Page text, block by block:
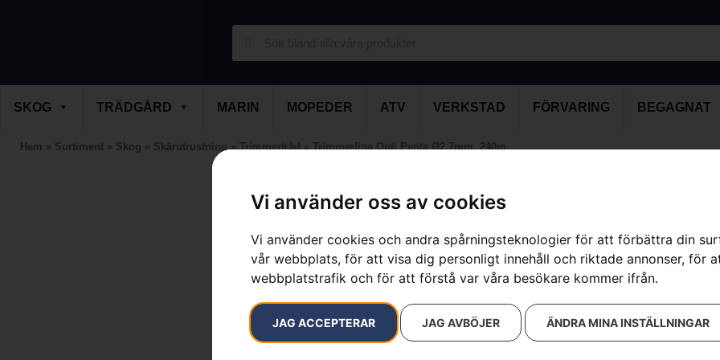
Vi använder oss av cookies
Vi använder cookies och andra spårningsteknologier för att förbättra din
vår webbplats, för att visa dig personligt innehåll och riktade annonser, för
webbplatstrafik och för att förstå var våra besökare kommer ifrån.
JAG ACCEPTERAR JAG AVBÖJER ÄNDRA MINA INSTÄLLNINGAR
SKOG TRÄDGÅRD MARIN MOPEDER ATV VERKSTAD FÖRVARING BEGAGNAT
Hem » Sortiment » Skog » Skärutrustning»Trimmertråd»Trimmerlina Opti Penta Ø2,7mm, 240m
Artikelnummer: 597669011
Kategorier:
Grästrimmer,
Varumärke: Husqvarna
539kr
Trimmerlina med